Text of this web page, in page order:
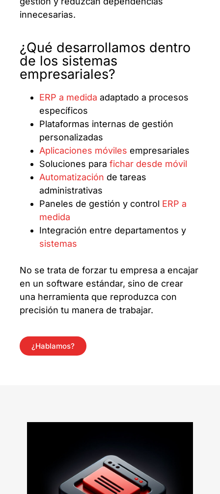
innecesarias.
¿Qué desarrollamos dentro
de los sistemas
empresariales?
ERP a medida adaptado a procesos
específicos
Plataformas internas de gestión
personalizadas
Aplicaciones móviles empresariales
Soluciones para fichar desde móvil
Automatización de tareas
administrativas
Paneles de gestión y control ERP a
medida
Integración entre departamentos y
sistemas
No se trata de forzar tu empresa a encajar
en un software estándar, sino de crear
una herramienta que reproduzca con
precisión tu manera de trabajar.
¿Hablamos?